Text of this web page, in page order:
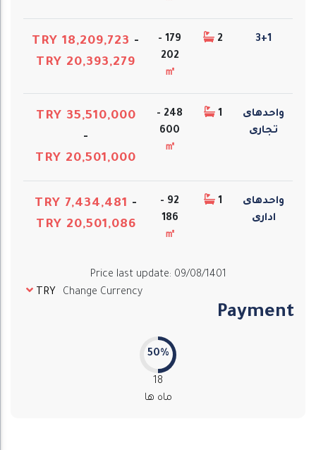
3+1
2
179 -
202
㎡
TRY 18,209,723 -
TRY 20,393,279
واحدهای
تجاری
1
248 -
600
㎡
TRY 35,510,000
-
TRY 20,501,000
واحدهای
اداری
1
92 -
186
㎡
TRY 7,434,481 -
TRY 20,501,086
Price last update: 09/08/1401
Change Currency
TRY
Payment
50%
18
ماه ها